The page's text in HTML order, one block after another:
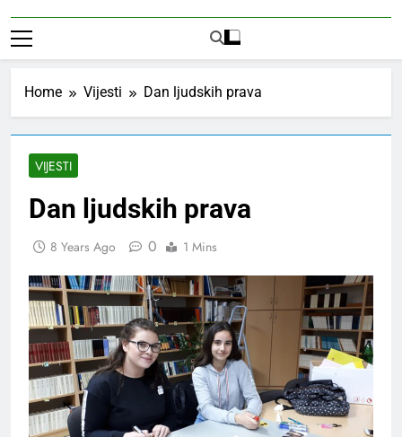
Home Vijesti Dan ljudskih prava
VIJESTI
Dan ljudskih prava
8 Years Ago 0 1 Mins